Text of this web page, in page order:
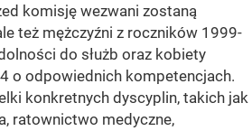
komisję wezwani zostaną
też mężczyźni z roczników 1999-
do służb oraz kobiety
o odpowiednich kompetencjach.
konkretnych dyscyplin, takich jak
ratownictwo medyczne,